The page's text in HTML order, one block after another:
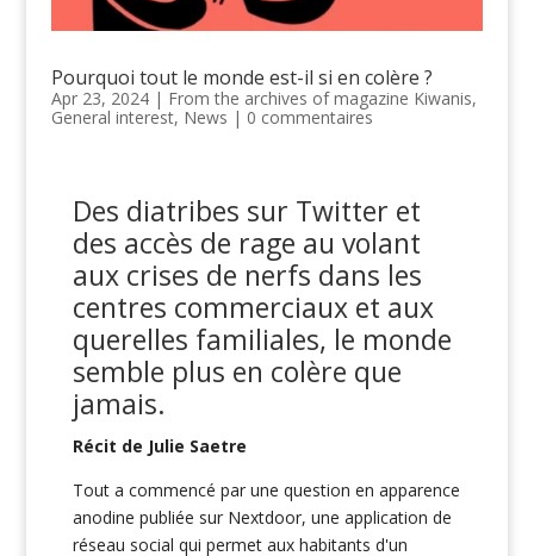
Pourquoi tout le monde est-il si en colère ?
Apr 23, 2024| From the archives of magazine Kiwanis,
General interest, News | 0 commentaires
Des diatribes sur Twitter et
des accès de rage au volant
aux crises de nerfs dans les
centres commerciaux et aux
querelles familiales, le monde
semble plus en colère que
jamais.
Récit de Julie Saetre
Tout a commencé par une question en apparence
anodine publiée sur Nextdoor, une application de
réseau social qui permet aux habitants d'un